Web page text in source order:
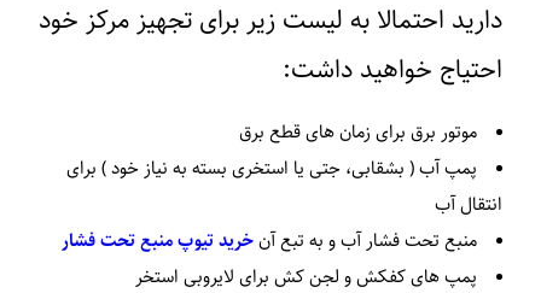
دارید احتمالا به لیست زیر برای تجهیز مرکز خود
احتیاج خواهید داشت:
موتور برق برای زمان های قطع برق
پمپ آب ( بشقابی، جتی یا استخری بسته به نیاز خود ) برای
انتقال آب
منبع تحت فشار آب و به تبع آنخرید تیوپ منبع تحت فشار
پمپ های کفکش و لجن کش برای لایروبی استخر